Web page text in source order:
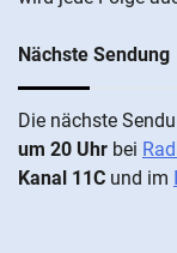
Nächste Sendung
Die näch­ste
um 20 Uhr bei
Kanal 11C und im